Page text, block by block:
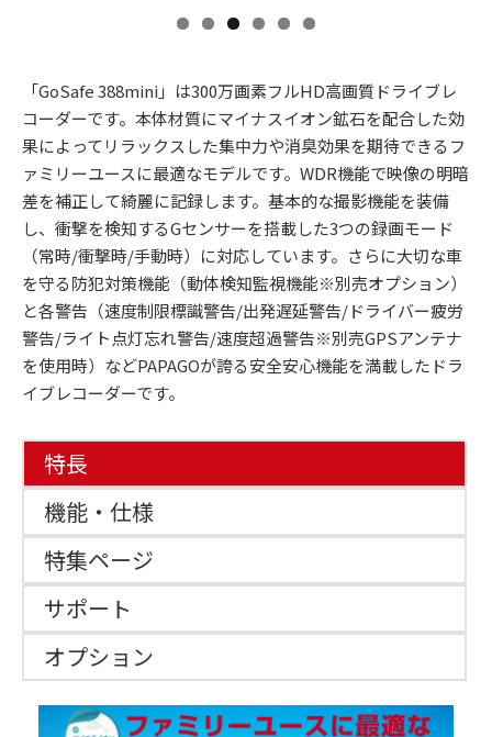
「GoSafe 388mini」は300万画素フルHD高画質ドライブレ
コーダーです。本体材質にマイナスイオン鉱石を配合した効
果によってリラックスした集中力や消臭効果を期待できるフ
ァミリーユースに最適なモデルです。WDR機能で映像の明暗
差を補正して綺麗に記録します。基本的な撮影機能を装備
し、衝撃を検知するGセンサーを搭載した3つの録画モード
（常時/衝撃時/手動時）に対応しています。さらに大切な車
を守る防犯対策機能（動体検知監視機能※別売オプション）
と各警告（速度制限標識警告/出発遅延警告/ドライバー疲労
警告/ライト点灯忘れ警告/速度超過警告※別売GPSアンテナ
を使用時）などPAPAGOが誇る安全安心機能を満載したドラ
イブレコーダーです。
特長
機能・仕様
特集ページ
サポート
オプション